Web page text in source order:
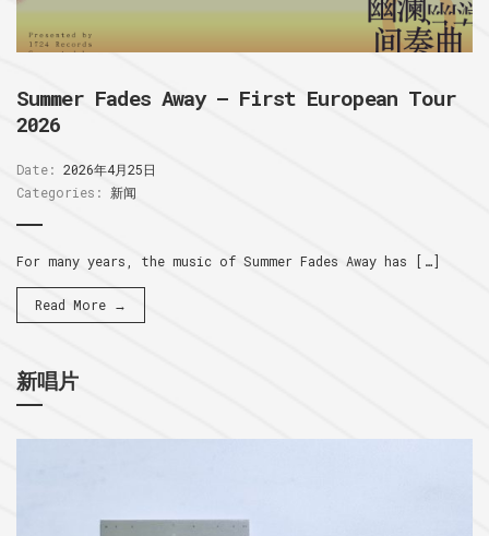
Summer Fades Away – First European Tour
2026
Date: 2026年4月25日
Categories:
新闻
For many years, the music of Summer Fades Away has […]
Read More →
新唱片